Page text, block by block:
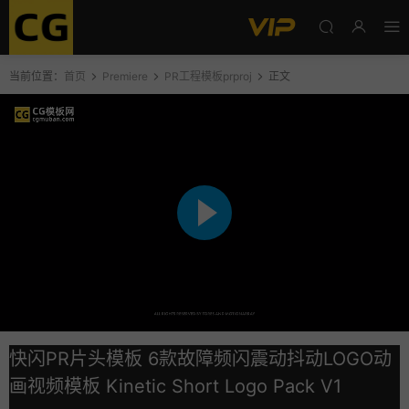
当前位置： 首页 Premiere PR工程模板prproj 正文
快闪PR片头模板 6款故障频闪震动抖动LOGO动
画视频模板 Kinetic Short Logo Pack V1